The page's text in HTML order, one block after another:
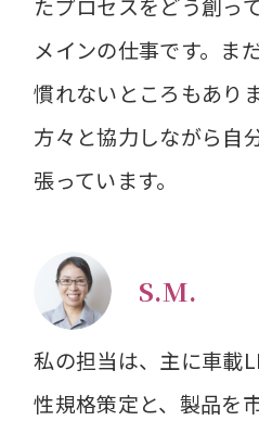
たプロセスをどう創っ
メインの仕事です。ま
慣れないところもあり
方々と協力しながら自
張っています。
S.M.
私の担当は、主に車載
性規格策定と、製品を